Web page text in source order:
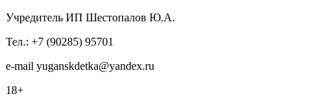
Учредитель ИП Шестопалов Ю.А.
Тел.: +7 (90285) 95701
e-mail yuganskdetka@yandex.ru
18+